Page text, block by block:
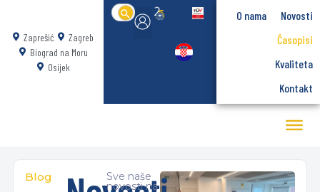
Zaprešić
Zagreb
Biograd na Moru
Osijek
Search
for:
O nama
Novosti
Časopisi
Kvaliteta
Kontakt
Blog Sve naše
novosti na